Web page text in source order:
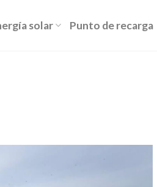
solar Punto de recarga